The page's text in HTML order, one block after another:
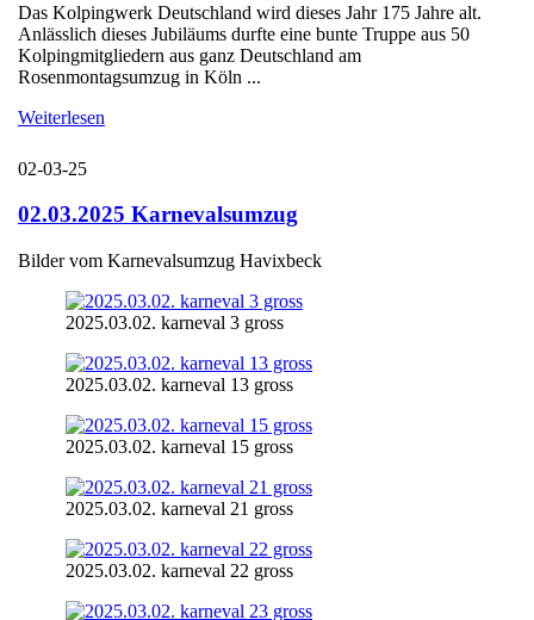
Das Kolpingwerk Deutschland wird dieses Jahr 175 Jahre alt.
Anlässlich dieses Jubiläums durfte eine bunte Truppe aus 50
Kolpingmitgliedern aus ganz Deutschland am
Rosenmontagsumzug in Köln ...
Weiterlesen
02-03-25
02.03.2025 Karnevalsumzug
Bilder vom Karnevalsumzug Havixbeck
2025.03.02. karneval 3 gross
2025.03.02. karneval 13 gross
2025.03.02. karneval 15 gross
2025.03.02. karneval 21 gross
2025.03.02. karneval 22 gross